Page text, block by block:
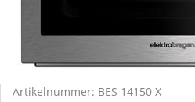
Artikelnummer: BES 14150 X